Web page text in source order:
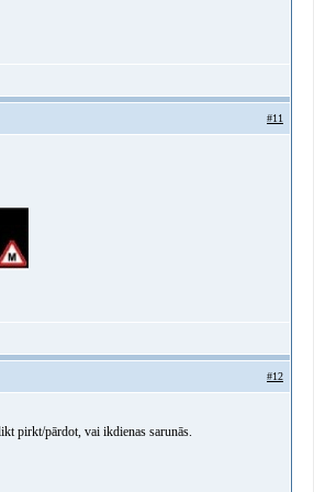
#11
#12
pirkt/pārdot, vai ikdienas sarunās.